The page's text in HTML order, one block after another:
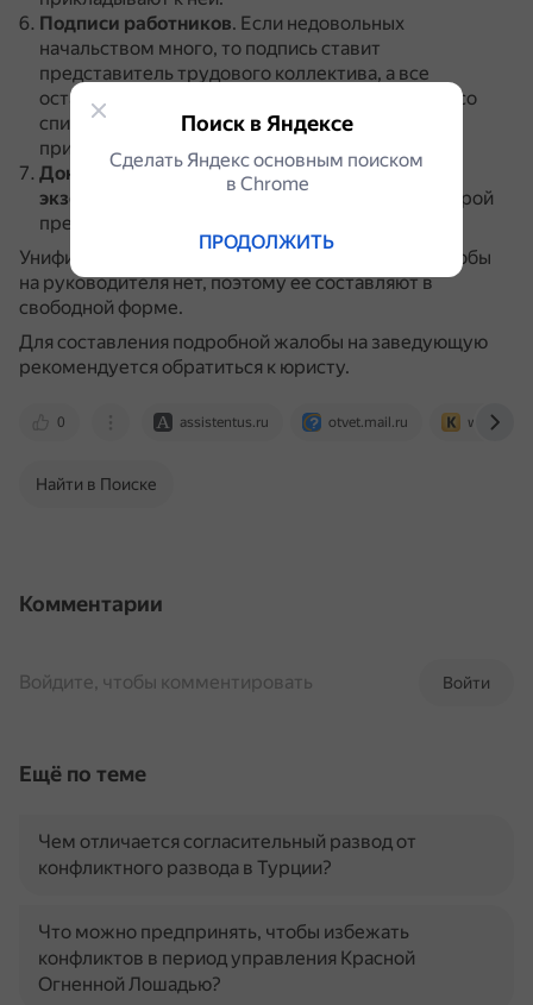
Подписи работников. Если недовольных
начальством много, то подпись ставит
представитель трудового коллектива, а все
остальные расписываются на отдельном листе со
списком сотрудников, который также нужно
приложить к жалобе.
Документ необходимо распечатать в 2
экземплярах
Один отправляют адресату, а второй
представитель коллектива оставляет у себя.
Унифицированного бланка для коллективной жалобы
на руководителя нет, поэтому её составляют в
свободной форме.
Для составления подробной жалобы на заведующую
рекомендуется обратиться к юристу.
0 assistentus.ru otvet.mail.ru
Найти в Поиске
Комментарии
Войти
Войдите, чтобы комментировать
Ещё по теме
Чем отличается согласительный развод от
конфликтного развода в Турции?
Что можно предпринять, чтобы избежать
конфликтов в период управления Красной
Огненной Лошадью?
Поиск в Яндексе
Сделать Яндекс основным поиском
в Сhrome
ПРОДОЛЖИТЬ